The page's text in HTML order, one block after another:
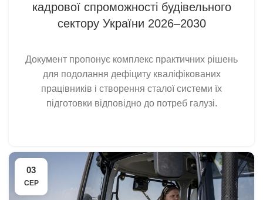
кадрової спроможності будівельного
сектору України 2026–2030
Документ пропонує комплекс практичних рішень
для подолання дефіциту кваліфікованих
працівників і створення сталої системи їх
підготовки відповідно до потреб галузі.
03
СЕР